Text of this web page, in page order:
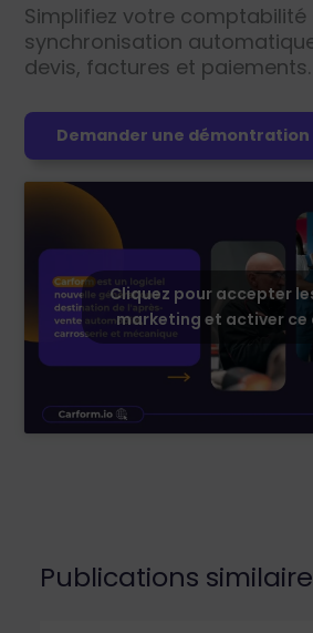
Simplifiez votre comptabilité
synchronisation
devis, factures et paiements.
Demander une démontration
Cliquez pour accepter
marketing et activer ce
Publications